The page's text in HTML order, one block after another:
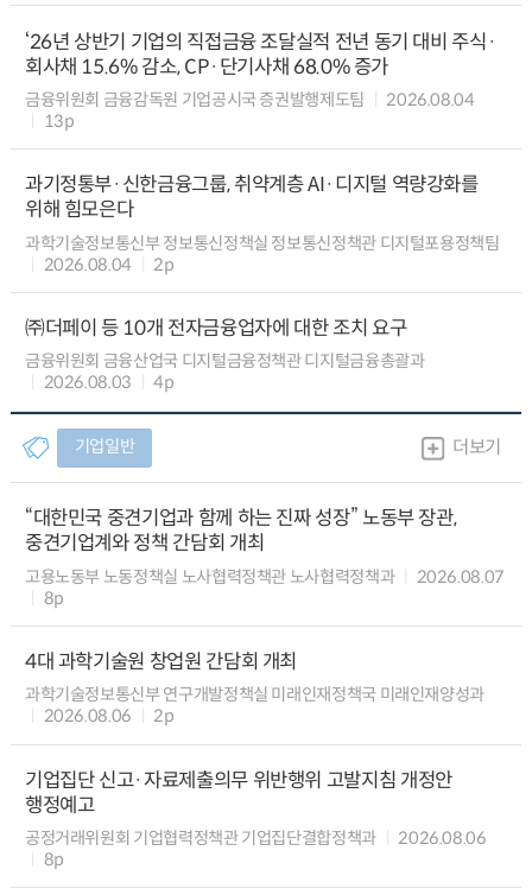
‘26년 상반기 기업의 직접금융 조달실적 전년 동기 대비 주식·
회사채 15.6% 감소, CP·단기사채 68.0% 증가
금융위원회 금융감독원 기업공시국 증권발행제도팀
2026.08.04
13p
과기정통부·신한금융그룹, 취약계층 AI·디지털 역량강화를
위해 힘모은다
과학기술정보통신부 정보통신정책실 정보통신정책관 디지털포용정책팀
2026.08.04
2p
㈜더페이 등 10개 전자금융업자에 대한 조치 요구
금융위원회 금융산업국 디지털금융정책관 디지털금융총괄과
2026.08.03
4p
기업일반 더보기
“대한민국 중견기업과 함께 하는 진짜 성장” 노동부 장관,
중견기업계와 정책 간담회 개최
고용노동부 노동정책실 노사협력정책관 노사협력정책과
2026.08.07
8p
4대 과학기술원 창업원 간담회 개최
과학기술정보통신부 연구개발정책실 미래인재정책국 미래인재양성과
2026.08.06
2p
기업집단 신고·자료제출의무 위반행위 고발지침 개정안
행정예고
공정거래위원회 기업협력정책관 기업집단결합정책과
2026.08.06
8p